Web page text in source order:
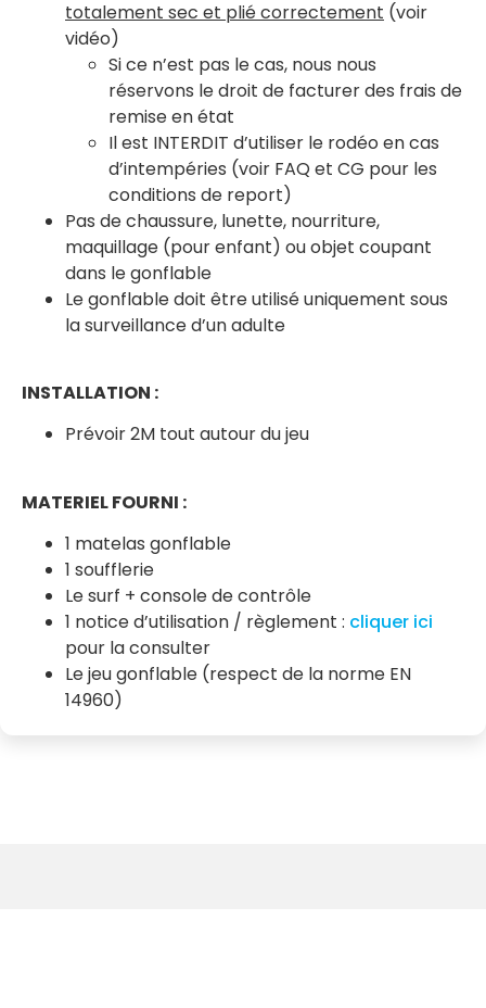
totalement sec et plié correctement (voir
vidéo)
Si ce n’est pas le cas, nous nous
réservons le droit de facturer des frais de
remise en état
Il est INTERDIT d’utiliser le rodéo en cas
d’intempéries (voir FAQ et CG pour les
conditions de report)
Pas de chaussure, lunette, nourriture,
maquillage (pour enfant) ou objet coupant
dans le gonflable
Le gonflable doit être utilisé uniquement sous
la surveillance d’un adulte
INSTALLATION :
Prévoir 2M tout autour du jeu
MATERIEL FOURNI :
1 matelas gonflable
1 soufflerie
Le surf + console de contrôle
1 notice d’utilisation / règlement : cliquer ici
pour la consulter
Le jeu gonflable (respect de la norme EN
14960)